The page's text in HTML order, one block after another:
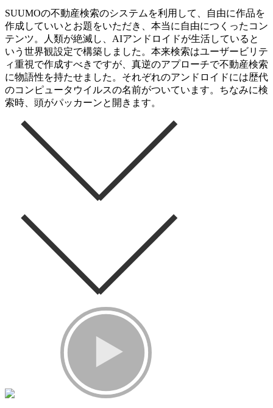
SUUMOの不動産検索のシステムを利用して、自由に作品を
作成していいとお題をいただき、本当に自由につくったコン
テンツ。人類が絶滅し、AIアンドロイドが生活していると
いう世界観設定で構築しました。本来検索はユーザービリテ
ィ重視で作成すべきですが、真逆のアプローチで不動産検索
に物語性を持たせました。それぞれのアンドロイドには歴代
のコンピュータウイルスの名前がついています。ちなみに検
索時、頭がパッカーンと開きます。